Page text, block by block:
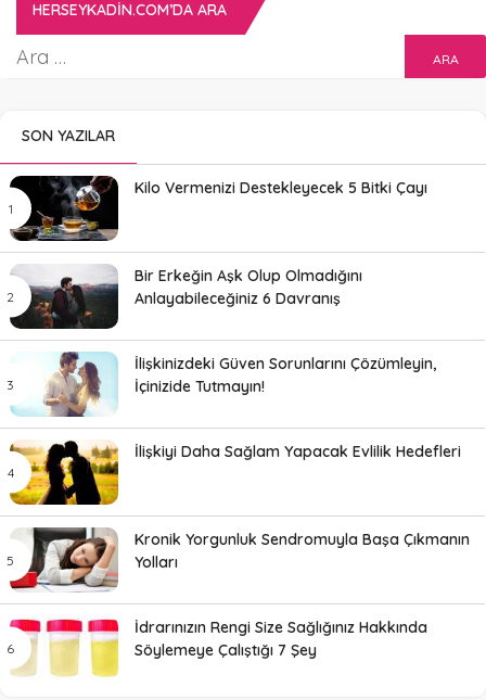
HERSEYKADIN.COM’DA ARA
SON YAZILAR
Kilo Vermenizi Destekleyecek 5 Bitki Çayı
Bir Erkeğin Aşk Olup Olmadığını
Anlayabileceğiniz 6 Davranış
İlişkinizdeki Güven Sorunlarını Çözümleyin,
İçinizide Tutmayın!
İlişkiyi Daha Sağlam Yapacak Evlilik Hedefleri
Kronik Yorgunluk Sendromuyla Başa Çıkmanın
Yolları
İdrarınızın Rengi Size Sağlığınız Hakkında
Söylemeye Çalıştığı 7 Şey